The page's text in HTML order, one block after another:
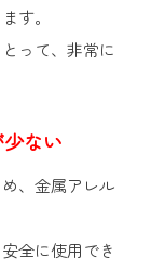
す。
って、非常に
ない
、金属アレル
全に使用でき